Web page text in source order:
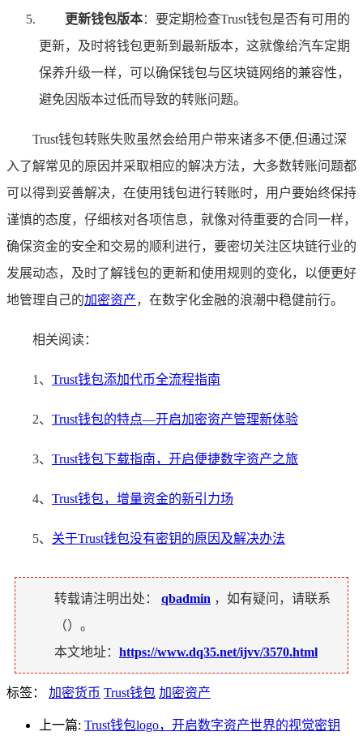
更新钱包版本：要定期检查Trust钱包是否有可用的
更新，及时将钱包更新到最新版本，这就像给汽车定期
保养升级一样，可以确保钱包与区块链网络的兼容性，
避免因版本过低而导致的转账问题。
Trust钱包转账失败虽然会给用户带来诸多不便,但通过深
入了解常见的原因并采取相应的解决方法，大多数转账问题都
可以得到妥善解决，在使用钱包进行转账时，用户要始终保持
谨慎的态度，仔细核对各项信息，就像对待重要的合同一样，
确保资金的安全和交易的顺利进行，要密切关注区块链行业的
发展动态，及时了解钱包的更新和使用规则的变化，以便更好
地管理自己的加密资产，在数字化金融的浪潮中稳健前行。
相关阅读：
1、 Trust钱包添加代币全流程指南
2、 Trust钱包的特点—开启加密资产管理新体验
3、 Trust钱包下载指南，开启便捷数字资产之旅
4、 Trust钱包，增量资金的新引力场
5、 关于Trust钱包没有密钥的原因及解决办法
转载请注明出处： qbadmin ，如有疑问，请联系
（）。
本文地址： https://www.dq35.net/ijvv/3570.html
标签： 加密货币 Trust钱包 加密资产
上一篇: Trust钱包logo，开启数字资产世界的视觉密钥